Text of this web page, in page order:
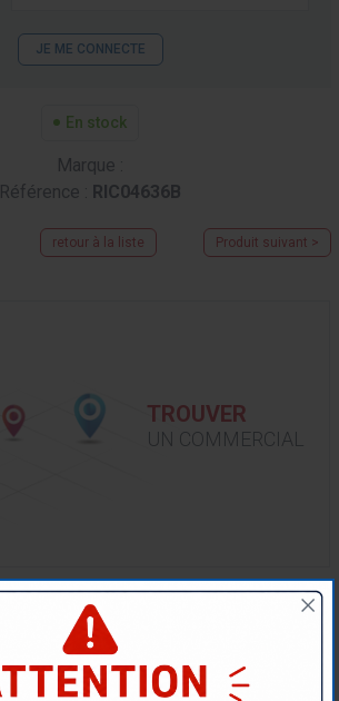
En stock
Marque :
Référence : RIC04636B
JE ME CONNECTE
retour à la liste Produit suivant >
TROUVER
UN COMMERCIAL